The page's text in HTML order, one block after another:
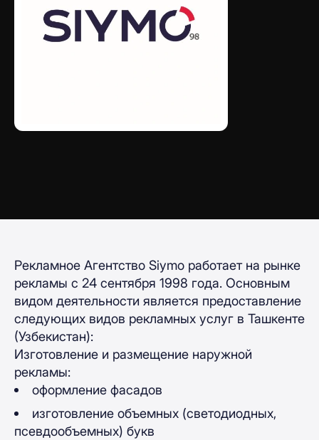
Рекламное Агентство Siymo работает на рынке
рекламы с 24 сентября 1998 года. Основным
видом деятельности является предоставление
следующих видов рекламных услуг в Ташкенте
(Узбекистан):
Изготовление и размещение наружной
рекламы:
оформление фасадов
изготовление объемных (светодиодных,
псевдообъемных) букв